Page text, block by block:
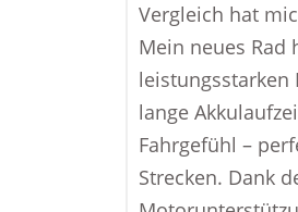
Vergleich hat
Mein neues Rad
lange
Fahrgefühl –
Strecken. Dank